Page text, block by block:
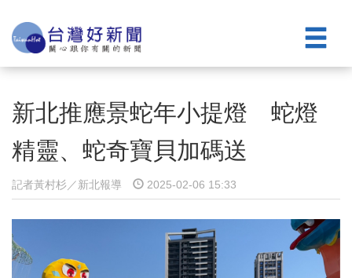
新北推應景蛇年小提燈 蛇燈
精靈、蛇奇寶貝加碼送
記者黃村杉／新北報導 2025-02-06 15:33